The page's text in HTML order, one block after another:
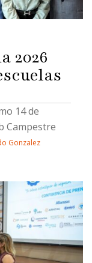
2026
14 de
Campestre
Gonzalez